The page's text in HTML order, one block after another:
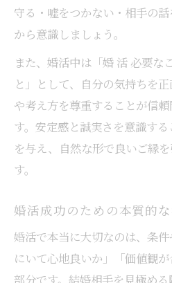
守る・嘘をつかない・相手の
から意識しましょう。
また、婚活中は「婚 活 必要な
と」として、自分の気持ちを
や考え方を尊重することが信
す。安定感と誠実さを意識す
を与え、自然な形で良いご縁
す。
婚活成功のための本質的
婚活で本当に大切なのは、条
にいて心地良いか」「価値観
部分です。結婚相手を見極め